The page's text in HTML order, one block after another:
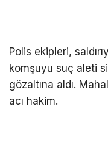
Polis ekipleri,
komşuyu suç aleti
gözaltına aldı.
acı hakim.